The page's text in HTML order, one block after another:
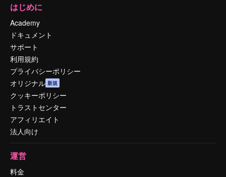
はじめに
Academy
ドキュメント
サポート
利用規約
プライバシーポリシー
オリジナル 新規
クッキーポリシー
トラストセンター
アフィリエイト
法人向け
運営
料金